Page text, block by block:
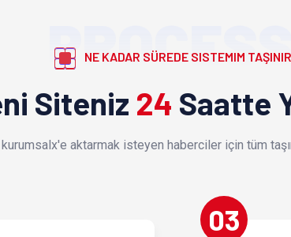
PROCESS
NE KADAR SÜREDE SISTEMIM
Siteniz 24 Saatte
kurumsalx'e aktarmak isteyen haberciler için tüm
03